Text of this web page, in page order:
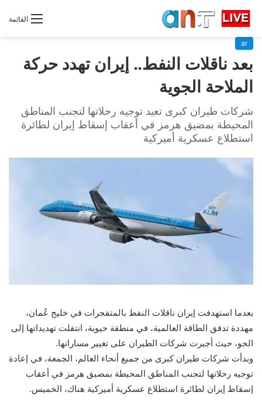
القائمة
ar
بعد ناقلات النفط.. إيران تهدد حركة
الملاحة الجوية
شركات طيران كبرى تعيد توجيه رحلاتها لتجنب المناطق
المحيطة بمضيق هرمز في أعقاب إسقاط إيران لطائرة
استطلاع عسكرية أميركية
بعدما استهدفت إيران ناقلات النفط بالمتفجرات في خليج عُمان،
مهددة تدفق الطاقة العالمية، في منطقة حيوية، انتقلت تهديداتها إلى
الجو، حيث أجبرت شركات الطيران على تغيير مساراتها.
وبدأت شركات طيران كبرى من جميع أنحاء العالم، الجمعة، في إعادة
توجيه رحلاتها لتجنب المناطق المحيطة بمضيق هرمز في أعقاب
إسقاط إيران لطائرة استطلاع عسكرية أميركية هناك، الخميس.